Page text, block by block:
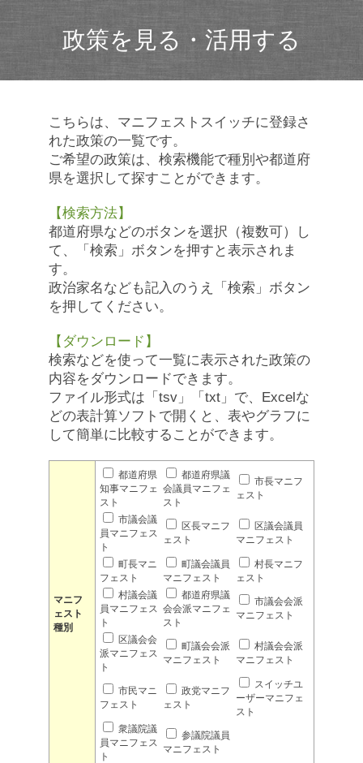
政策を見る・活用する
こちらは、マニフェストスイッチに登録さ
れた政策の一覧です。
ご希望の政策は、検索機能で種別や都道府
県を選択して探すことができます。
【検索方法】
都道府県などのボタンを選択（複数可）し
て、「検索」ボタンを押すと表示されま
す。
政治家名なども記入のうえ「検索」ボタン
を押してください。
【ダウンロード】
検索などを使って一覧に表示された政策の
内容をダウンロードできます。
ファイル形式は「tsv」「txt」で、Excelな
どの表計算ソフトで開くと、表やグラフに
して簡単に比較することができます。
マニフ
ェスト
種別
都道府県
知事マニフェ
スト
都道府県議
会議員マニフェ
スト
市長マニフ
ェスト
市議会議
員マニフェス
ト
区長マニフ
ェスト
区議会議員
マニフェスト
町長マニ
フェスト
町議会議員
マニフェスト
村長マニフ
ェスト
村議会議
員マニフェス
ト
都道府県議
会会派マニフェ
スト
市議会会派
マニフェスト
区議会会
派マニフェス
ト
町議会会派
マニフェスト
村議会会派
マニフェスト
市民マニ
フェスト
政党マニフ
ェスト
スイッチユ
ーザーマニフェ
スト
衆議院議
員マニフェス
ト
参議院議員
マニフェスト